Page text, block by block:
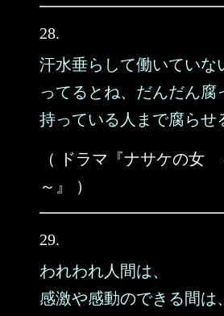
28.
汗水垂らして働いていな
ってるとね、だんだん腐
持っている人まで腐らせ
（ ドラマ『ナサケの女
～』 ）
29.
われわれ人間は、
感激や感動のできる間は、